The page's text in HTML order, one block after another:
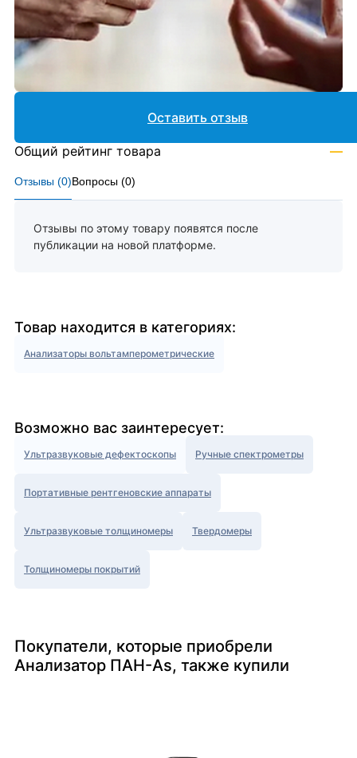
Отзывы (0)Вопросы (0)
Отзывы по этому товару появятся после
публикации на новой платформе.
Оставить отзыв
Общий рейтинг товара —
Товар находится в категориях:
Анализаторы вольтамперометрические
Возможно вас заинтересует:
Ультразвуковые дефектоскопы Ручные спектрометры
Портативные рентгеновские аппараты
Ультразвуковые толщиномеры Твердомеры
Толщиномеры покрытий
Покупатели, которые приобрели
Анализатор ПАН-As, также купили